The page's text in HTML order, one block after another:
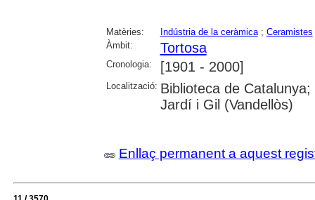
Matèries: Indústria de la ceràmica; Ceramistes
Àmbit:
Tortosa
Cronologia: [1901 - 2000]
Localització: Biblioteca de
Jardí i Gil (Vandellòs)
Enllaç permanent a aquest